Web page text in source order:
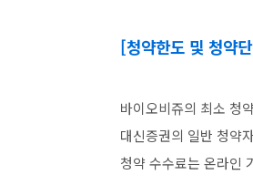
[청약한도 및 청약
바이오비쥬의 최소 청
대신증권의 일반 청약
청약 수수료는 온라인